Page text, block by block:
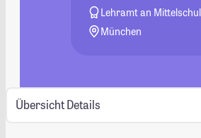
Lehramt an
München
Übersicht Details